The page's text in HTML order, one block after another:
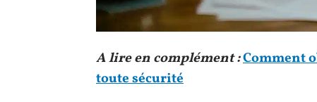
A lire en complément :Comment
toute sécurité